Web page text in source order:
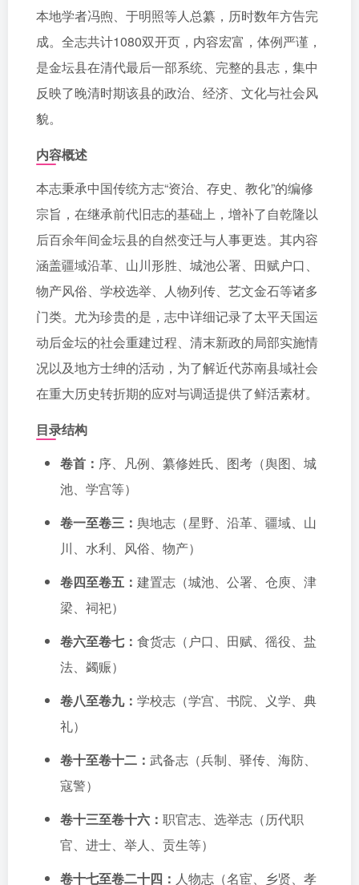
本地学者冯煦、于明照等人总纂，历时数年方告完
成。全志共计1080双开页，内容宏富，体例严谨，
是金坛县在清代最后一部系统、完整的县志，集中
反映了晚清时期该县的政治、经济、文化与社会风
貌。
内容概述
本志秉承中国传统方志“资治、存史、教化”的编修
宗旨，在继承前代旧志的基础上，增补了自乾隆以
后百余年间金坛县的自然变迁与人事更迭。其内容
涵盖疆域沿革、山川形胜、城池公署、田赋户口、
物产风俗、学校选举、人物列传、艺文金石等诸多
门类。尤为珍贵的是，志中详细记录了太平天国运
动后金坛的社会重建过程、清末新政的局部实施情
况以及地方士绅的活动，为了解近代苏南县域社会
在重大历史转折期的应对与调适提供了鲜活素材。
目录结构
卷首： 序、凡例、纂修姓氏、图考（舆图、城
池、学宫等）
卷一至卷三： 舆地志（星野、沿革、疆域、山
川、水利、风俗、物产）
卷四至卷五： 建置志（城池、公署、仓庾、津
梁、祠祀）
卷六至卷七： 食货志（户口、田赋、徭役、盐
法、蠲赈）
卷八至卷九： 学校志（学宫、书院、义学、典
礼）
卷十至卷十二： 武备志（兵制、驿传、海防、
寇警）
卷十三至卷十六： 职官志、选举志（历代职
官、进士、举人、贡生等）
卷十七至卷二十四： 人物志（名宦、乡贤、孝